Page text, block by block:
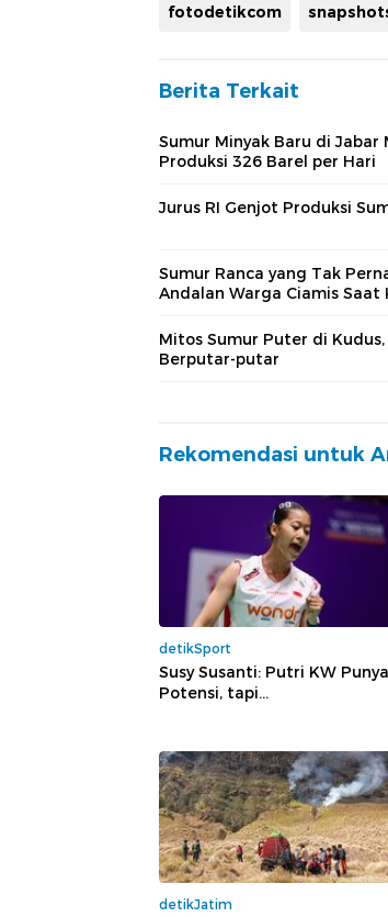
fotodetikcom
Berita Terkait
Sumur Minyak Baru di Jabar
Produksi 326 Barel per Hari
Jurus RI Genjot Produksi
Sumur Ranca yang Tak
Andalan Warga Ciamis Saat
Mitos Sumur Puter di
Berputar-putar
Rekomendasi untuk
detikSport
Susy Susanti: Putri KW Punya
Potensi, tapi...
detikJatim